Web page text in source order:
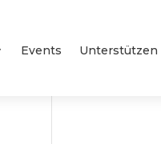
Events Unterstützen